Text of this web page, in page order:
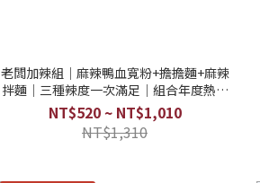
老闆加辣組｜麻辣鴨血寬粉+擔擔麵+麻辣
拌麵｜三種辣度一次滿足｜組合年度熱銷
TOP
NT$520 ~ NT$1,010
NT$1,310